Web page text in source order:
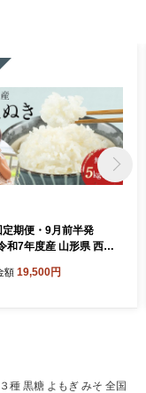
定期便・9月前半発
和7年度産 山形県 西川
期便 選べる 発送月 精
額 19,500円
種 黒糖 よもぎ みそ 全国